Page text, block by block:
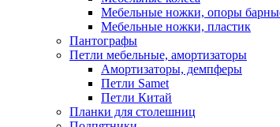
Мебельные ножки, опоры
Мебельные ножки, пластик
Пантографы
Петли мебельные, амортизаторы
Амортизаторы, демпферы
Петли Samet
Петли Китай
Планки для столешниц